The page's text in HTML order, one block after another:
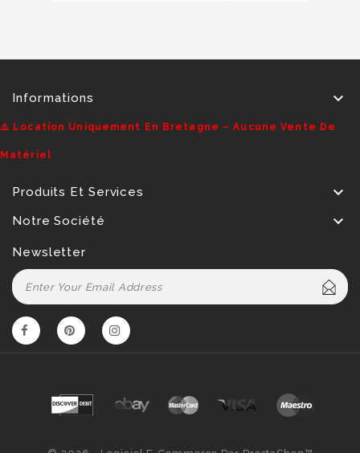
Informations 
⚠️ Location Uniquement En Bretagne – Aucune Vente De
Matériel
Produits Et Services 
Notre Société 
Newsletter